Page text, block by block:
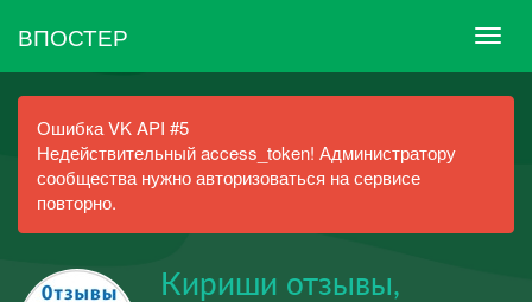
ВПОСТЕР
Ошибка VK API #5
Недействительный access_token! Администратору
сообщества нужно авторизоваться на сервисе
повторно.
Кириши отзывы,